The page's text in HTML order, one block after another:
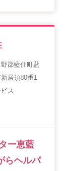
野郡藍住町藍
居須80番1
ス
ー恵藍
らヘルパ